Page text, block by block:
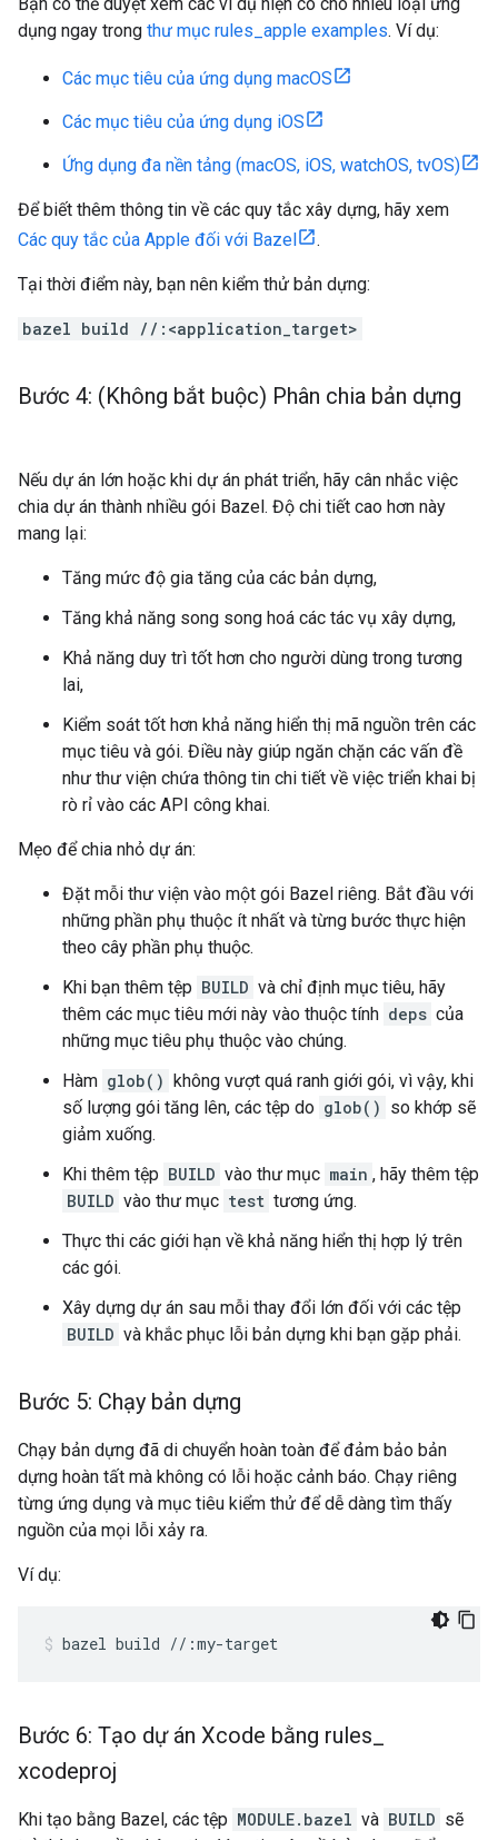
dụng ngay trong thư mục rules_apple examples. Ví dụ:
Các mục tiêu của ứng dụng macOS
Các mục tiêu của ứng dụng iOS
Ứng dụng đa nền tảng (macOS, iOS, watchOS, tvOS)
Để biết thêm thông tin về các quy tắc xây dựng, hãy xem
Các quy tắc của Apple đối với Bazel
.
Tại thời điểm này, bạn nên kiểm thử bản dựng:
bazel build //:<application_target>
Bước 4: (Không bắt buộc) Phân chia bản dựng
Nếu dự án lớn hoặc khi dự án phát triển, hãy cân nhắc việc
chia dự án thành nhiều gói Bazel. Độ chi tiết cao hơn này
mang lại:
Tăng mức độ gia tăng của các bản dựng,
Tăng khả năng song song hoá các tác vụ xây dựng,
Khả năng duy trì tốt hơn cho người dùng trong tương
lai,
Kiểm soát tốt hơn khả năng hiển thị mã nguồn trên các
mục tiêu và gói. Điều này giúp ngăn chặn các vấn đề
như thư viện chứa thông tin chi tiết về việc triển khai bị
rò rỉ vào các API công khai.
Mẹo để chia nhỏ dự án:
Đặt mỗi thư viện vào một gói Bazel riêng. Bắt đầu với
những phần phụ thuộc ít nhất và từng bước thực hiện
theo cây phần phụ thuộc.
Khi bạn thêm tệp BUILD và chỉ định mục tiêu, hãy
thêm các mục tiêu mới này vào thuộc tính deps của
những mục tiêu phụ thuộc vào chúng.
Hàm glob() không vượt quá ranh giới gói, vì vậy, khi
số lượng gói tăng lên, các tệp do glob() so khớp sẽ
giảm xuống.
Khi thêm tệp BUILD vào thư mục main , hãy thêm tệp
BUILD vào thư mục test tương ứng.
Thực thi các giới hạn về khả năng hiển thị hợp lý trên
các gói.
Xây dựng dự án sau mỗi thay đổi lớn đối với các tệp
BUILD và khắc phục lỗi bản dựng khi bạn gặp phải.
Bước 5: Chạy bản dựng
Chạy bản dựng đã di chuyển hoàn toàn để đảm bảo bản
dựng hoàn tất mà không có lỗi hoặc cảnh báo. Chạy riêng
từng ứng dụng và mục tiêu kiểm thử để dễ dàng tìm thấy
nguồn của mọi lỗi xảy ra.
Ví dụ:
bazel build //:my-target
Bước 6: Tạo dự án Xcode bằng rules
xcodeproj
Khi tạo bằng Bazel, các tệp MODULE.bazel và BUILD sẽ